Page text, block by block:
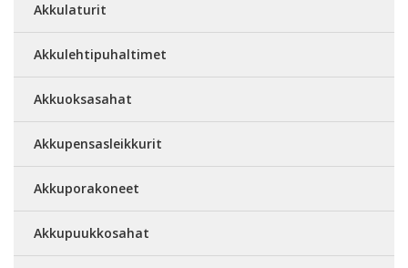
Akkulaturit
Akkulehtipuhaltimet
Akkuoksasahat
Akkupensasleikkurit
Akkuporakoneet
Akkupuukkosahat